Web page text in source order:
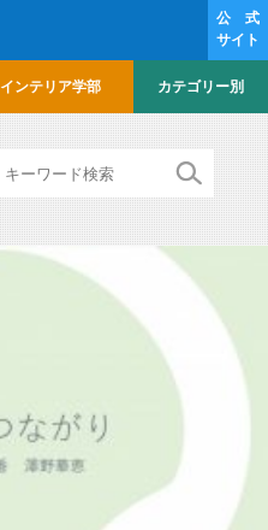
公 式
サイト
インテリア学部 カテゴリー別